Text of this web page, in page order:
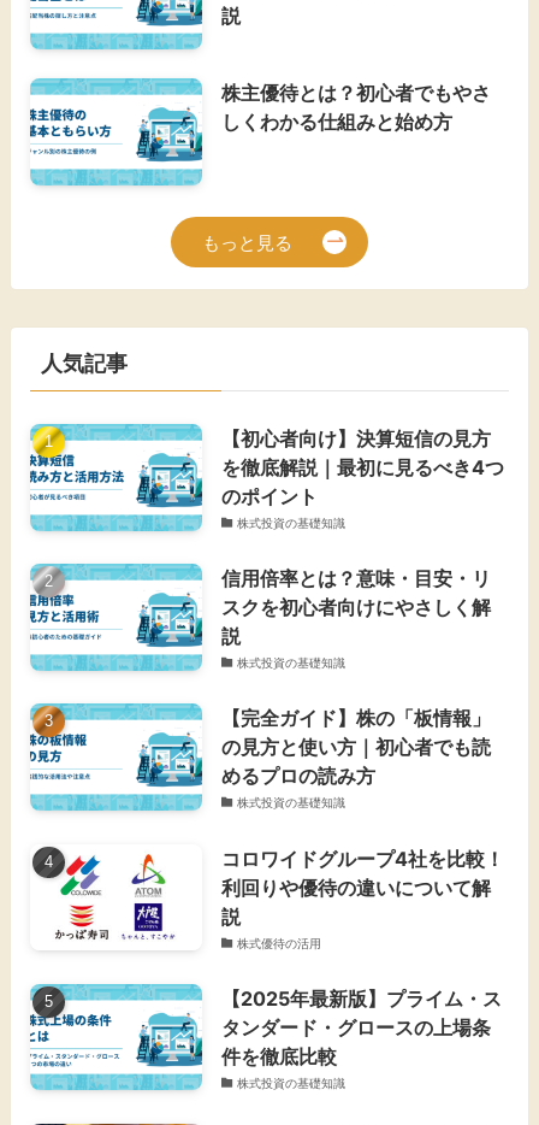
説
株主優待とは？初心者でもやさ
しくわかる仕組みと始め方
もっと見る
人気記事
【初心者向け】決算短信の見方
を徹底解説｜最初に見るべき4つ
のポイント
株式投資の基礎知識
信用倍率とは？意味・目安・リ
スクを初心者向けにやさしく解
説
株式投資の基礎知識
【完全ガイド】株の「板情報」
の見方と使い方｜初心者でも読
めるプロの読み方
株式投資の基礎知識
コロワイドグループ4社を比較！
利回りや優待の違いについて解
説
株式優待の活用
【2025年最新版】プライム・ス
タンダード・グロースの上場条
件を徹底比較
株式投資の基礎知識